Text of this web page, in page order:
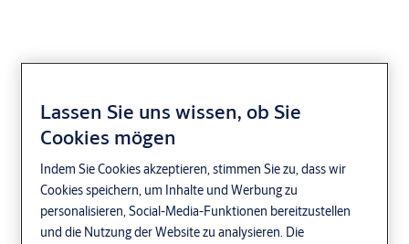
Lassen Sie uns wissen, ob Sie
Cookies mögen
Indem Sie Cookies akzeptieren, stimmen Sie zu, dass wir
Cookies speichern, um Inhalte und Werbung zu
personalisieren, Social-Media-Funktionen bereitzustellen
und die Nutzung der Website zu analysieren. Die